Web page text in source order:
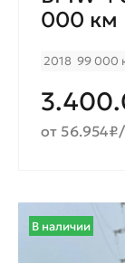
000 км
2018 99 000
от
В наличии